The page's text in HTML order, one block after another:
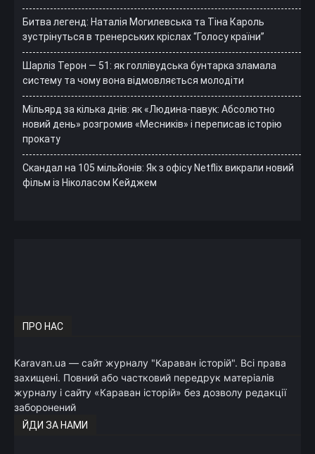
Битва легенд: Наталія Могилевська та Тіна Кароль
зустрінуться в тренерських кріслах “Голосу країни”
Шарліз Терон — 51: як голлівудська бунтарка зламала
систему та чому вона відмовляється молодіти
Мільярд за кілька днів: як «Людина-павук: Абсолютно
новий день» розгромив «Месників» і переписав історію
прокату
Скандал на 105 мільйонів: Як з офісу Netflix викрали новий
фільм із Ніколасом Кейджем
ПРО НАС
Karavan.ua — сайт журналу "Караван історій". Всі права
захищені. Повний або частковий передрук матеріалів
журналу і сайту «Караван історій» без дозволу редакції
заборонений
ЙДИ ЗА НАМИ